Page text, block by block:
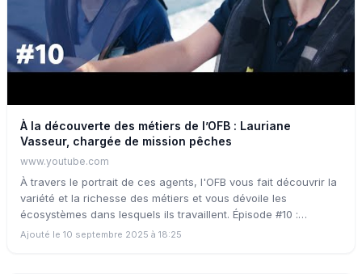
sauvegarder ce patrimoine naturel irremplaçable.
À la découverte des métiers de l’OFB : Lauriane
Vasseur, chargée de mission pêches
www.youtube.com
À travers le portrait de ces agents, l'OFB vous fait découvrir la
variété et la richesse des métiers et vous dévoile les
écosystèmes dans lesquels ils travaillent. Épisode #10 :
Lauriane Vasseur est chargée de mission pêches maritimes
Ajouté le 10 septembre 2025 à 18:25